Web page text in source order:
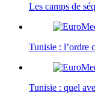
Les camps de
Tunisie : l’ordre
Tunisie : quel